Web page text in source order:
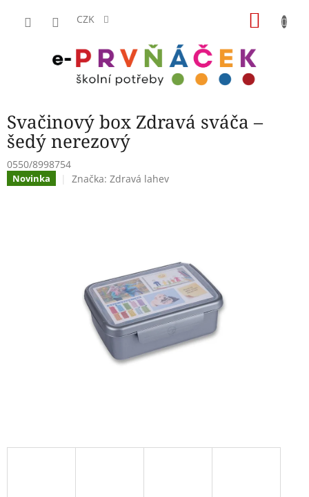
CZK
Svačinový box Zdravá sváča –
šedý nerezový
0550/8998754
Novinka Značka: Zdravá lahev